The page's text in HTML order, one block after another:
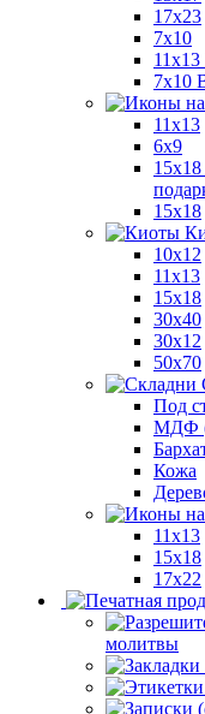
17x23
7x10
7x10
11x13
6x9
15x18
10x12
11x13
15x18
30x40
30х12
50x70
Под
МДФ
Кожа
11х13
15х18
17х22
молитвы